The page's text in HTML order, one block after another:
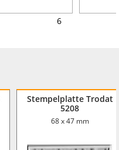
6
Stempelplatte Trodat
5208
68 x 47 mm